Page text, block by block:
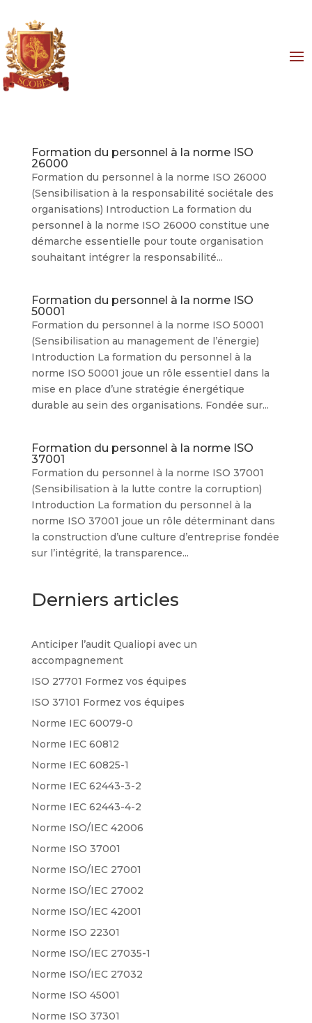
Formation du personnel à la norme ISO
26000
Formation du personnel à la norme ISO 26000
(Sensibilisation à la responsabilité sociétale des
organisations) Introduction La formation du
personnel à la norme ISO 26000 constitue une
démarche essentielle pour toute organisation
souhaitant intégrer la responsabilité...
Formation du personnel à la norme ISO
50001
Formation du personnel à la norme ISO 50001
(Sensibilisation au management de l’énergie)
Introduction La formation du personnel à la
norme ISO 50001 joue un rôle essentiel dans la
mise en place d’une stratégie énergétique
durable au sein des organisations. Fondée sur...
Formation du personnel à la norme ISO
37001
Formation du personnel à la norme ISO 37001
(Sensibilisation à la lutte contre la corruption)
Introduction La formation du personnel à la
norme ISO 37001 joue un rôle déterminant dans
la construction d’une culture d’entreprise fondée
sur l’intégrité, la transparence...
Derniers articles
Anticiper l’audit Qualiopi avec un
accompagnement
ISO 27701 Formez vos équipes
ISO 37101 Formez vos équipes
Norme IEC 60079-0
Norme IEC 60812
Norme IEC 60825-1
Norme IEC 62443-3-2
Norme IEC 62443-4-2
Norme ISO/IEC 42006
Norme ISO 37001
Norme ISO/IEC 27001
Norme ISO/IEC 27002
Norme ISO/IEC 42001
Norme ISO 22301
Norme ISO/IEC 27035-1
Norme ISO/IEC 27032
Norme ISO 45001
Norme ISO 37301